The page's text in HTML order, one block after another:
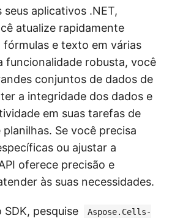
aplicativos .NET,
atualize rapidamente
fórmulas e texto em várias
funcionalidade robusta, você
conjuntos de dados de
a integridade dos dados e
em suas tarefas de
Se você precisa
ou ajustar a
oferece precisão e
às suas necessidades.
pesquise
Aspose.Cells-